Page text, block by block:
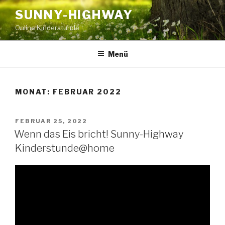
Zum
Inhalt
springen
SUNNY-HIGHWAY
Online Kinderstunde
Menü
MONAT: FEBRUAR 2022
VERÖFFENTLICHT
AM
FEBRUAR 25, 2022
Wenn das Eis bricht! Sunny-Highway
Kinderstunde@home